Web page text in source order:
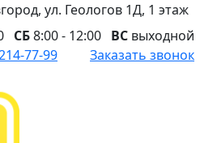
ул. Геологов 1Д, 1 этаж
СБ8:00 - 12:00 ВС выходной
77-99
Заказать звонок